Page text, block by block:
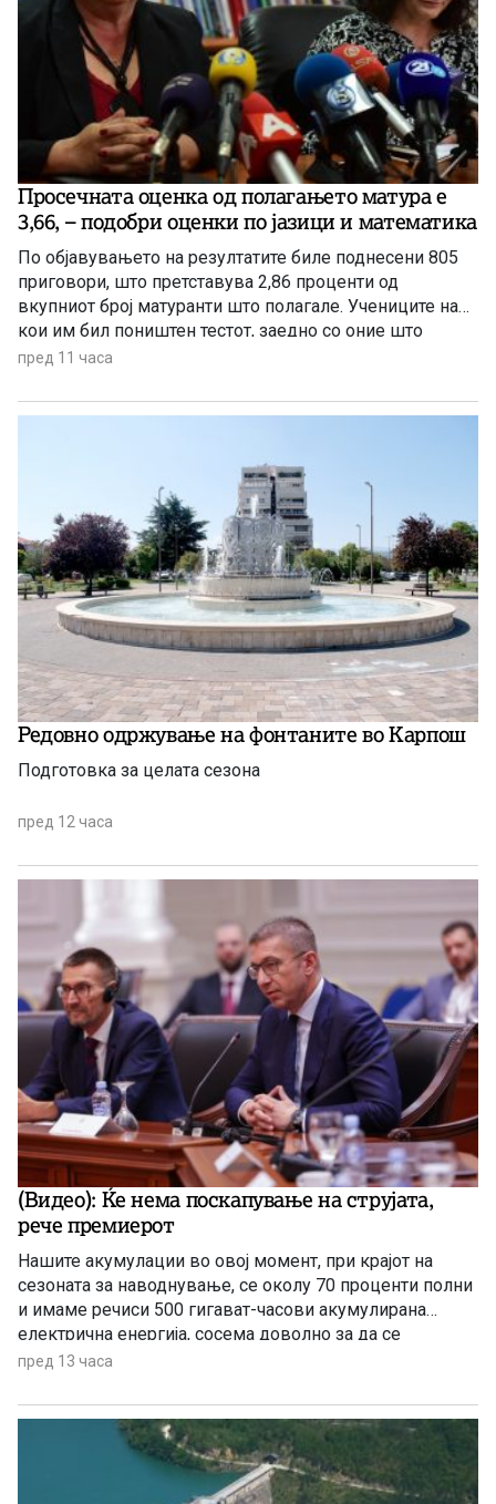
Просечната оценка од полагањето матура е
3,66, – подобри оценки по јазици и математика
По објавувањето на резултатите биле поднесени 805
приговори, што претставува 2,86 проценти од
вкупниот број матуранти што полагале. Учениците на
кои им бил поништен тестот, заедно со оние што
отсуствувале во јуни, ќе може да полагаат во
пред 11 часа
Редовно одржување на фонтаните во Карпош
Подготовка за целата сезона
пред 12 часа
(Видео): Ќе нема поскапување на струјата,
рече премиерот
Нашите акумулации во овој момент, при крајот на
сезоната за наводнување, се околу 70 проценти полни
и имаме речиси 500 гигават-часови акумулирана
електрична енергија, сосема доволно за да се
чувствуваме безбедни, комотни и да немаме
индустријата. И нема да правиме панични прес-
конференции, вели премиерот Христијан Мицкоски.
пред 13 часа